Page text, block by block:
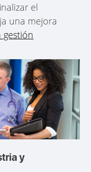
el
una mejora
y